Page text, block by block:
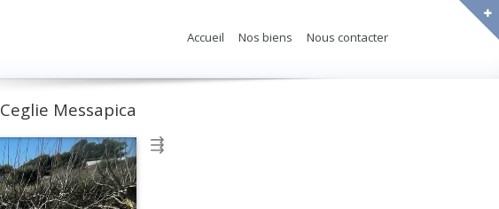
Accueil Nos biens Nous contacter
Ceglie Messapica
⇶